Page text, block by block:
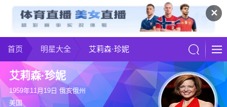
✕
首页 明星大全 艾莉森·珍妮
艾莉森·珍妮
1959年11月19日 俄亥俄州
美国